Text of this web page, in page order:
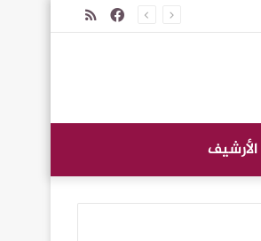
ملخصفيسبوك
الأرشيف